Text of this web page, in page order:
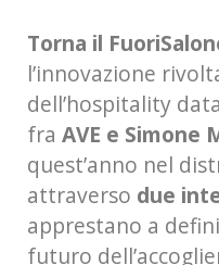
Torna il
l’innovazione
dell’hospitality
fra AVE e Simone
quest’anno nel
attraverso due
apprestano a
futuro